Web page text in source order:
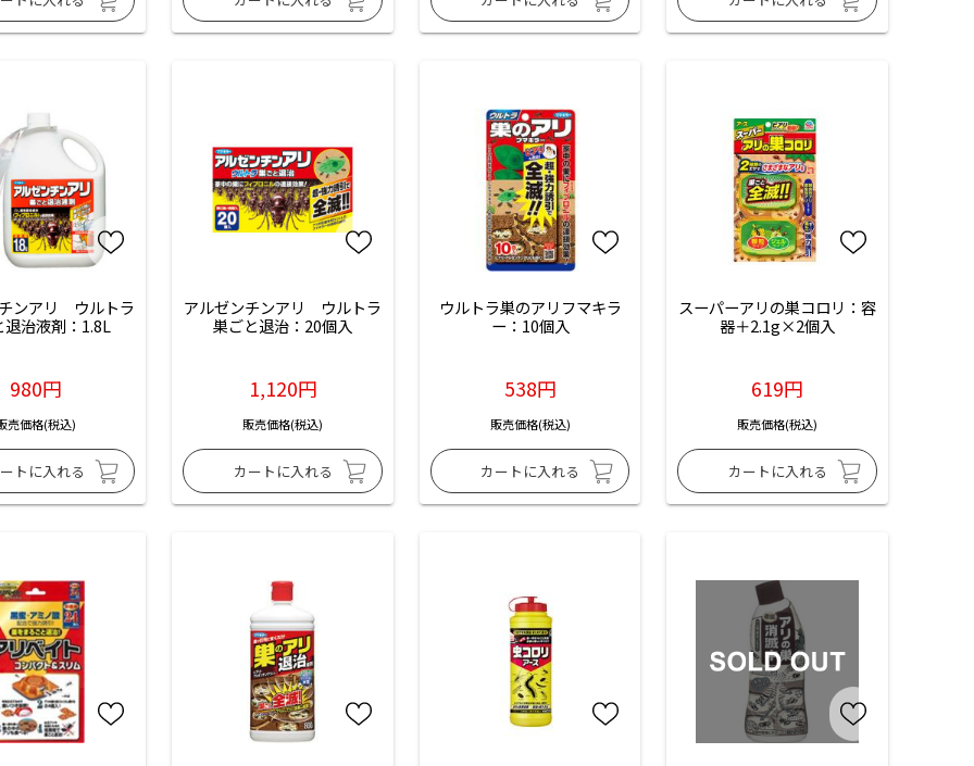
ンアリ　ウルトラ
退治液剤：1.8L
980円
売価格(税込)
アルゼンチンアリ　ウルトラ
巣ごと退治：20個入
1,120円
販売価格(税込)
ウルトラ巣のアリフマキラ
ー：10個入
538円
販売価格(税込)
スーパーアリの巣コロリ：容
器＋2.1g×2個入
619円
販売価格(税込)